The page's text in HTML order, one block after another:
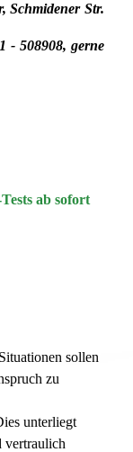
Schmidener Str.
- 508908, gerne
ab sofort
sollen
zu
unterliegt
vertraulich